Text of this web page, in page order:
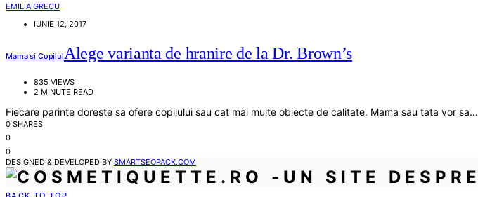
EMILIA GRECU
IUNIE 12, 2017
Mama si Copilul Alege varianta de hranire de la Dr. Brown’s
835 VIEWS
2 MINUTE READ
Fiecare parinte doreste sa ofere copilului sau cat mai multe obiecte de calitate. Mama sau tata vor sa…
0 SHARES
0
0
DESIGNED & DEVELOPED BY SMARTSEOPACK.COM